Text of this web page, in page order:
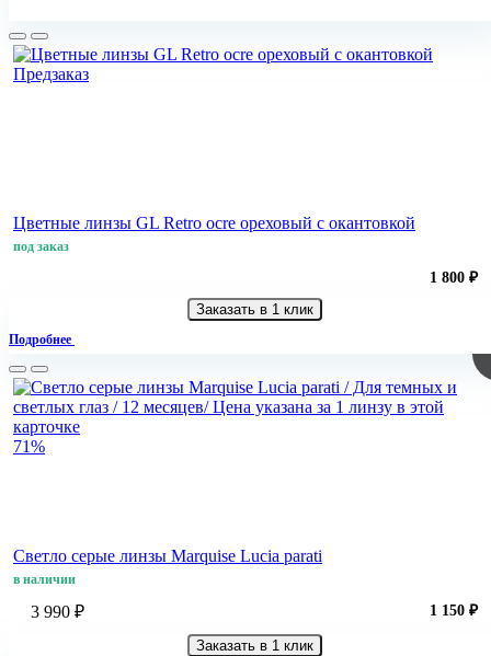
Предзаказ
Цветные линзы GL Retro ocre ореховый с окантовкой
под заказ
1 800 ₽
Заказать в 1 клик
Подробнее
71%
Светло серые линзы Marquise Lucia parati
в наличии
3 990 ₽ 1 150 ₽
Заказать в 1 клик